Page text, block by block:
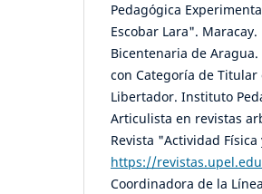
Pedagógica
Escobar Lara".
Bicentenaria de Aragua.
con Categoría de
Libertador. Instituto
Articulista en revistas
Revista "Actividad Física
https://
Coordinadora de la